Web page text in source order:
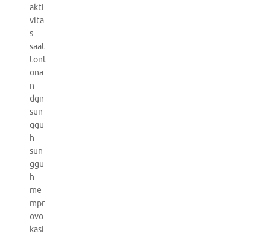
akti
vita
s
saat
tont
ona
n
dgn
sun
ggu
h-
sun
ggu
h
me
mpr
ovo
kasi